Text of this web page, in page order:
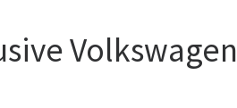
Volkswagen